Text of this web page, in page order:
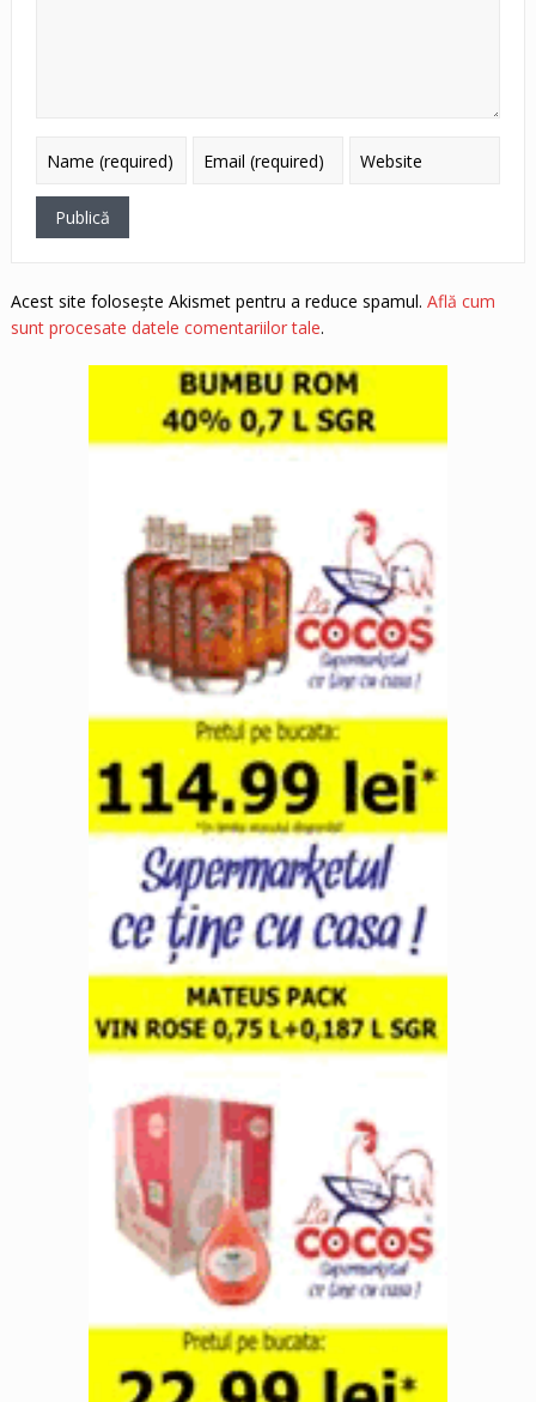
Acest site folosește Akismet pentru a reduce spamul. Află cum
sunt procesate datele comentariilor tale.